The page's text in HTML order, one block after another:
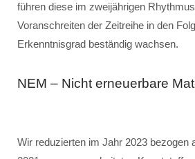
führen diese im zweijährigen
Voranschreiten der Zeitreihe in den
Erkenntnisgrad beständig wachsen.
NEM – Nicht erneuerbare
Wir reduzierten im Jahr 2023 bezogen